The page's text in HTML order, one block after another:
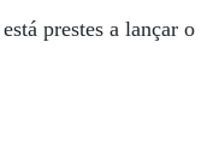
está prestes a lançar o